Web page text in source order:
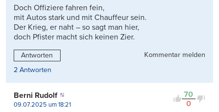
Doch Offiziere fahren fein,
mit Autos stark und mit Chauffeur sein.
Der Krieg, er naht – so sagt man hier,
doch Pfister macht sich keinen Zier.
Antworten
Kommentar melden
2 Antworten
70
0
Berni Rudolf
09.07.2025 um 18:21